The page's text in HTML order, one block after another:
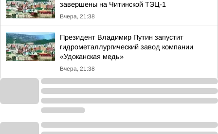
завершены на Читинской ТЭЦ-1
Вчера, 21:38
Президент Владимир Путин запустит
гидрометаллургический завод компании
«Удоканская медь»
Вчера, 21:38